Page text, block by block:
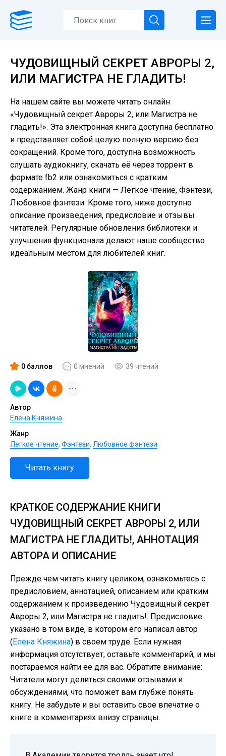
ЧУДОВИЩНЫЙ СЕКРЕТ АВРОРЫ 2,
ИЛИ МАГИСТРА НЕ ГЛАДИТЬ!
На нашем сайте вы можете читать онлайн
«Чудовищный секрет Авроры 2, или Магистра не
гладить!». Эта электронная книга доступна бесплатно
и представляет собой целую полную версию без
сокращений. Кроме того, доступна возможность
слушать аудиокнигу, скачать её через торрент в
формате fb2 или ознакомиться с кратким
содержанием. Жанр книги — Легкое чтение, Фэнтези,
Любовное фэнтези. Кроме того, ниже доступно
описание произведения, предисловие и отзывы
читателей. Регулярные обновления библиотеки и
улучшения функционала делают наше сообщество
идеальным местом для любителей книг.
0 баллов 0 мнений 39 чтений
Автор
Елена Княжина
Жанр
Легкое чтение, Фэнтези, Любовное фэнтези
Читать книгу
КРАТКОЕ СОДЕРЖАНИЕ КНИГИ
ЧУДОВИЩНЫЙ СЕКРЕТ АВРОРЫ 2, ИЛИ
МАГИСТРА НЕ ГЛАДИТЬ!, АННОТАЦИЯ
АВТОРА И ОПИСАНИЕ
Прежде чем читать книгу целиком, ознакомьтесь с
предисловием, аннотацией, описанием или кратким
содержанием к произведению Чудовищный секрет
Авроры 2, или Магистра не гладить!. Предисловие
указано в том виде, в котором его написал автор
(Елена Княжина) в своем труде. Если нужная
информация отсутствует, оставьте комментарий, и мы
постараемся найти её для вас. Обратите внимание:
Читатели могут делиться своими отзывами и
обсуждениями, что поможет вам глубже понять
книгу. Не забудьте и вы оставить свое впечатие о
книге в комментариях внизу страницы.